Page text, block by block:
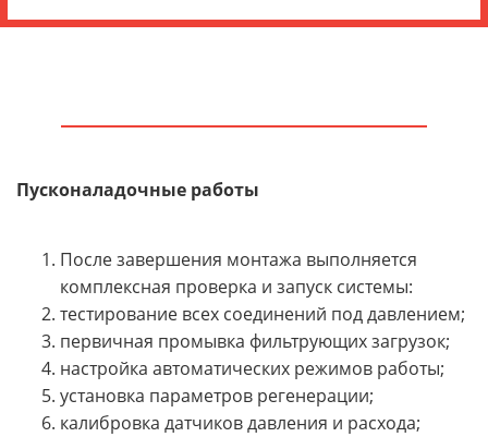
Пусконаладочные работы
После завершения монтажа выполняется
комплексная проверка и запуск системы:
тестирование всех соединений под давлением;
первичная промывка фильтрующих загрузок;
настройка автоматических режимов работы;
установка параметров регенерации;
калибровка датчиков давления и расхода;